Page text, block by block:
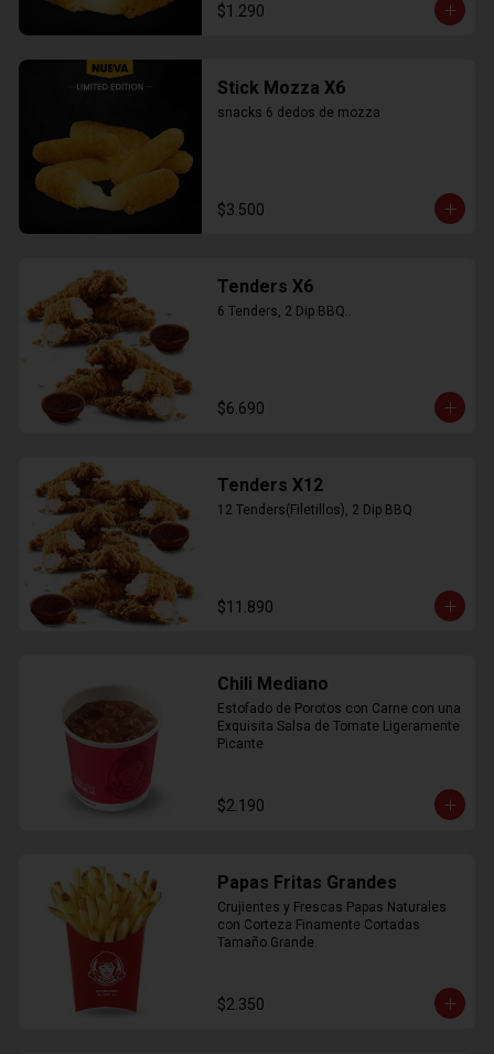
$1.290
Stick Mozza X6
snacks 6 dedos de mozza
$3.500
Tenders X6
6 Tenders, 2 Dip BBQ..
$6.690
Tenders X12
12 Tenders(Filetillos), 2 Dip BBQ
$11.890
Chili Mediano
Estofado de Porotos con Carne con una
Exquisita Salsa de Tomate Ligeramente
Picante
$2.190
Papas Fritas Grandes
Crujientes y Frescas Papas Naturales
con Corteza Finamente Cortadas
Tamaño Grande.
$2.350